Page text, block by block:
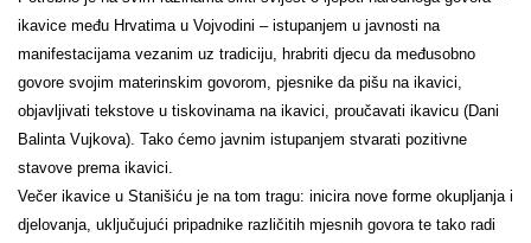
ikavice među Hrvatima u Vojvodini – istupanjem u javnosti na
manifestacijama vezanim uz tradiciju, hrabriti djecu da međusobno
govore svojim materinskim govorom, pjesnike da pišu na ikavici,
objavljivati tekstove u tiskovinama na ikavici, proučavati ikavicu (Dani
Balinta Vujkova). Tako ćemo javnim istupanjem stvarati pozitivne
stavove prema ikavici.
Večer ikavice u Stanišiću je na tom tragu: inicira nove forme okupljanja i
djelovanja, uključujući pripadnike različitih mjesnih govora te tako radi